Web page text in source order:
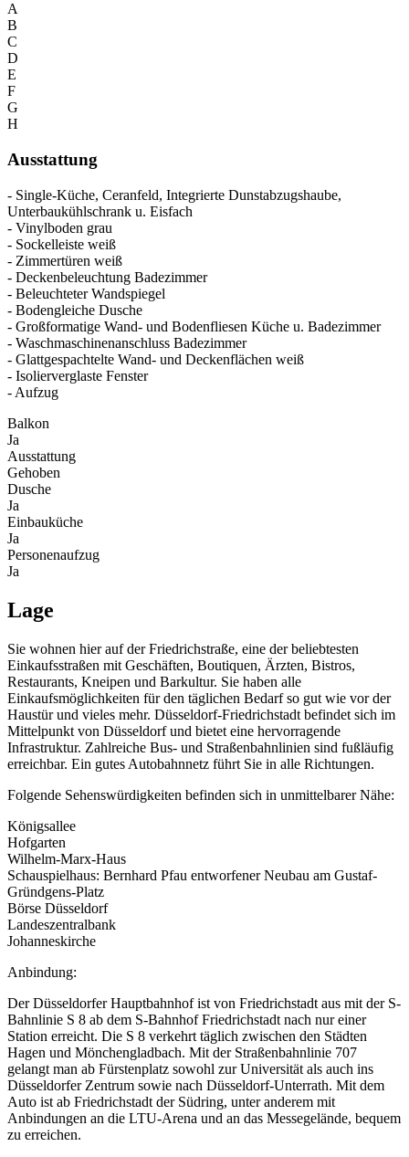
A
B
C
D
E
F
G
H
Ausstattung
- Single-Küche, Ceranfeld, Integrierte Dunstabzugshaube,
Unterbaukühlschrank u. Eisfach
- Vinylboden grau
- Sockelleiste weiß
- Zimmertüren weiß
- Deckenbeleuchtung Badezimmer
- Beleuchteter Wandspiegel
- Bodengleiche Dusche
- Großformatige Wand- und Bodenfliesen Küche u. Badezimmer
- Waschmaschinenanschluss Badezimmer
- Glattgespachtelte Wand- und Deckenflächen weiß
- Isolierverglaste Fenster
- Aufzug
Balkon
Ja
Ausstattung
Gehoben
Dusche
Ja
Einbauküche
Ja
Personenaufzug
Ja
Lage
Sie wohnen hier auf der Friedrichstraße, eine der beliebtesten
Einkaufsstraßen mit Geschäften, Boutiquen, Ärzten, Bistros,
Restaurants, Kneipen und Barkultur. Sie haben alle
Einkaufsmöglichkeiten für den täglichen Bedarf so gut wie vor der
Haustür und vieles mehr. Düsseldorf-Friedrichstadt befindet sich im
Mittelpunkt von Düsseldorf und bietet eine hervorragende
Infrastruktur. Zahlreiche Bus- und Straßenbahnlinien sind fußläufig
erreichbar. Ein gutes Autobahnnetz führt Sie in alle Richtungen.
Folgende Sehenswürdigkeiten befinden sich in unmittelbarer Nähe:
Königsallee
Hofgarten
Wilhelm-Marx-Haus
Schauspielhaus: Bernhard Pfau entworfener Neubau am Gustaf-
Gründgens-Platz
Börse Düsseldorf
Landeszentralbank
Johanneskirche
Anbindung:
Der Düsseldorfer Hauptbahnhof ist von Friedrichstadt aus mit der S-
Bahnlinie S 8 ab dem S-Bahnhof Friedrichstadt nach nur einer
Station erreicht. Die S 8 verkehrt täglich zwischen den Städten
Hagen und Mönchengladbach. Mit der Straßenbahnlinie 707
gelangt man ab Fürstenplatz sowohl zur Universität als auch ins
Düsseldorfer Zentrum sowie nach Düsseldorf-Unterrath. Mit dem
Auto ist ab Friedrichstadt der Südring, unter anderem mit
Anbindungen an die LTU-Arena und an das Messegelände, bequem
zu erreichen.